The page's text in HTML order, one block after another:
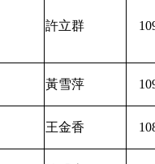
許立群
黃雪萍
王金香